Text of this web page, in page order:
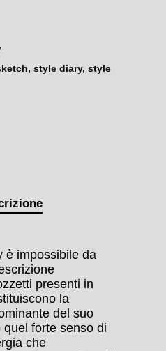
, style diary, style
è impossibile da
presenti in
la
del suo
forte senso di
che